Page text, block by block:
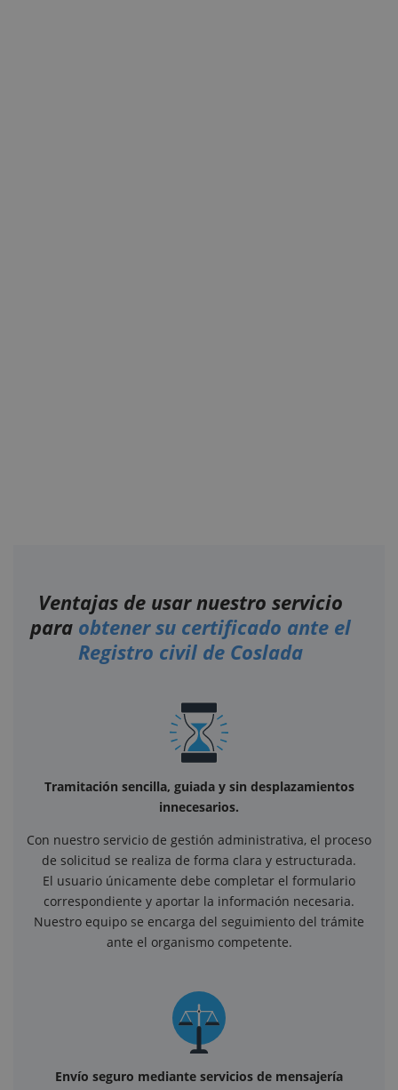
Ventajas de usar nuestro servicio
para obtener su certificado ante el
Registro civil de Coslada
Tramitación sencilla, guiada y sin desplazamientos
innecesarios.
Con nuestro servicio de gestión administrativa, el proceso
de solicitud se realiza de forma clara y estructurada.
El usuario únicamente debe completar el formulario
correspondiente y aportar la información necesaria.
Nuestro equipo se encarga del seguimiento del trámite
ante el organismo competente.
Envío seguro mediante servicios de mensajería